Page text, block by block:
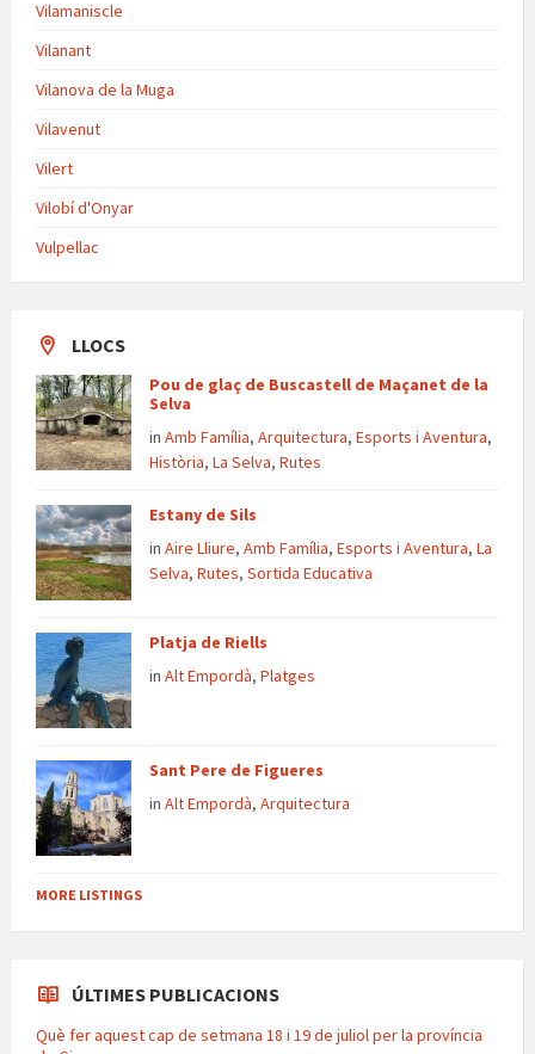
Vilamaniscle
Vilanant
Vilanova de la Muga
Vilavenut
Vilert
Vilobí d'Onyar
Vulpellac
LLOCS
Pou de glaç de Buscastell de Maçanet de la
Selva
in Amb Família, Arquitectura, Esports i Aventura,
Història, La Selva, Rutes
Estany de Sils
in Aire Lliure, Amb Família, Esports i Aventura, La
Selva, Rutes, Sortida Educativa
Platja de Riells
in Alt Empordà, Platges
Sant Pere de Figueres
in Alt Empordà, Arquitectura
MORE LISTINGS
ÚLTIMES PUBLICACIONS
Què fer aquest cap de setmana 18 i 19 de juliol per la província